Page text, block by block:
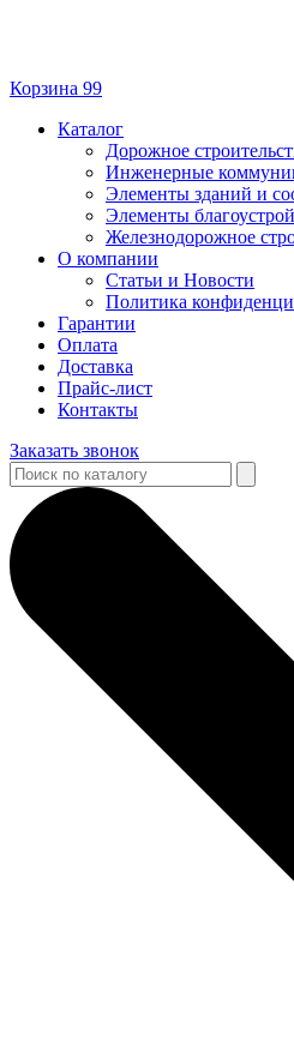
Корзина 99
Каталог
Дорожное
Инженерные
Элементы зданий и
Элементы
Железнодорожное
О компании
Статьи и Новости
Политика
Гарантии
Оплата
Доставка
Прайс-лист
Контакты
Заказать звонок